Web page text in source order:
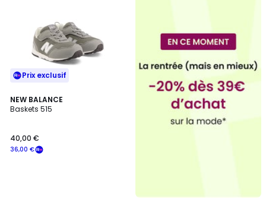
Prix exclusif
NEW BALANCE
Baskets 515
36,00 €
40,00 €